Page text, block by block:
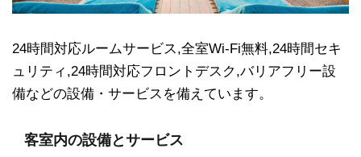
24時間対応ルームサービス,全室Wi-Fi無料,24時間セキ
ュリティ,24時間対応フロントデスク,バリアフリー設
備などの設備・サービスを備えています。
客室内の設備とサービス